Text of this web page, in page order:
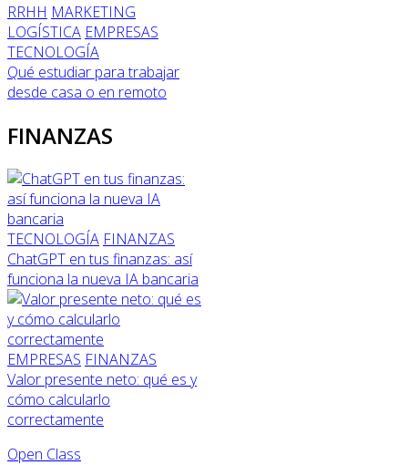
RRHH MARKETING
LOGÍSTICA EMPRESAS
TECNOLOGÍA
Qué estudiar para trabajar
desde casa o en remoto
FINANZAS
TECNOLOGÍA FINANZAS
ChatGPT en tus finanzas: así
funciona la nueva IA bancaria
EMPRESAS FINANZAS
Valor presente neto: qué es y
cómo calcularlo
correctamente
Open Class